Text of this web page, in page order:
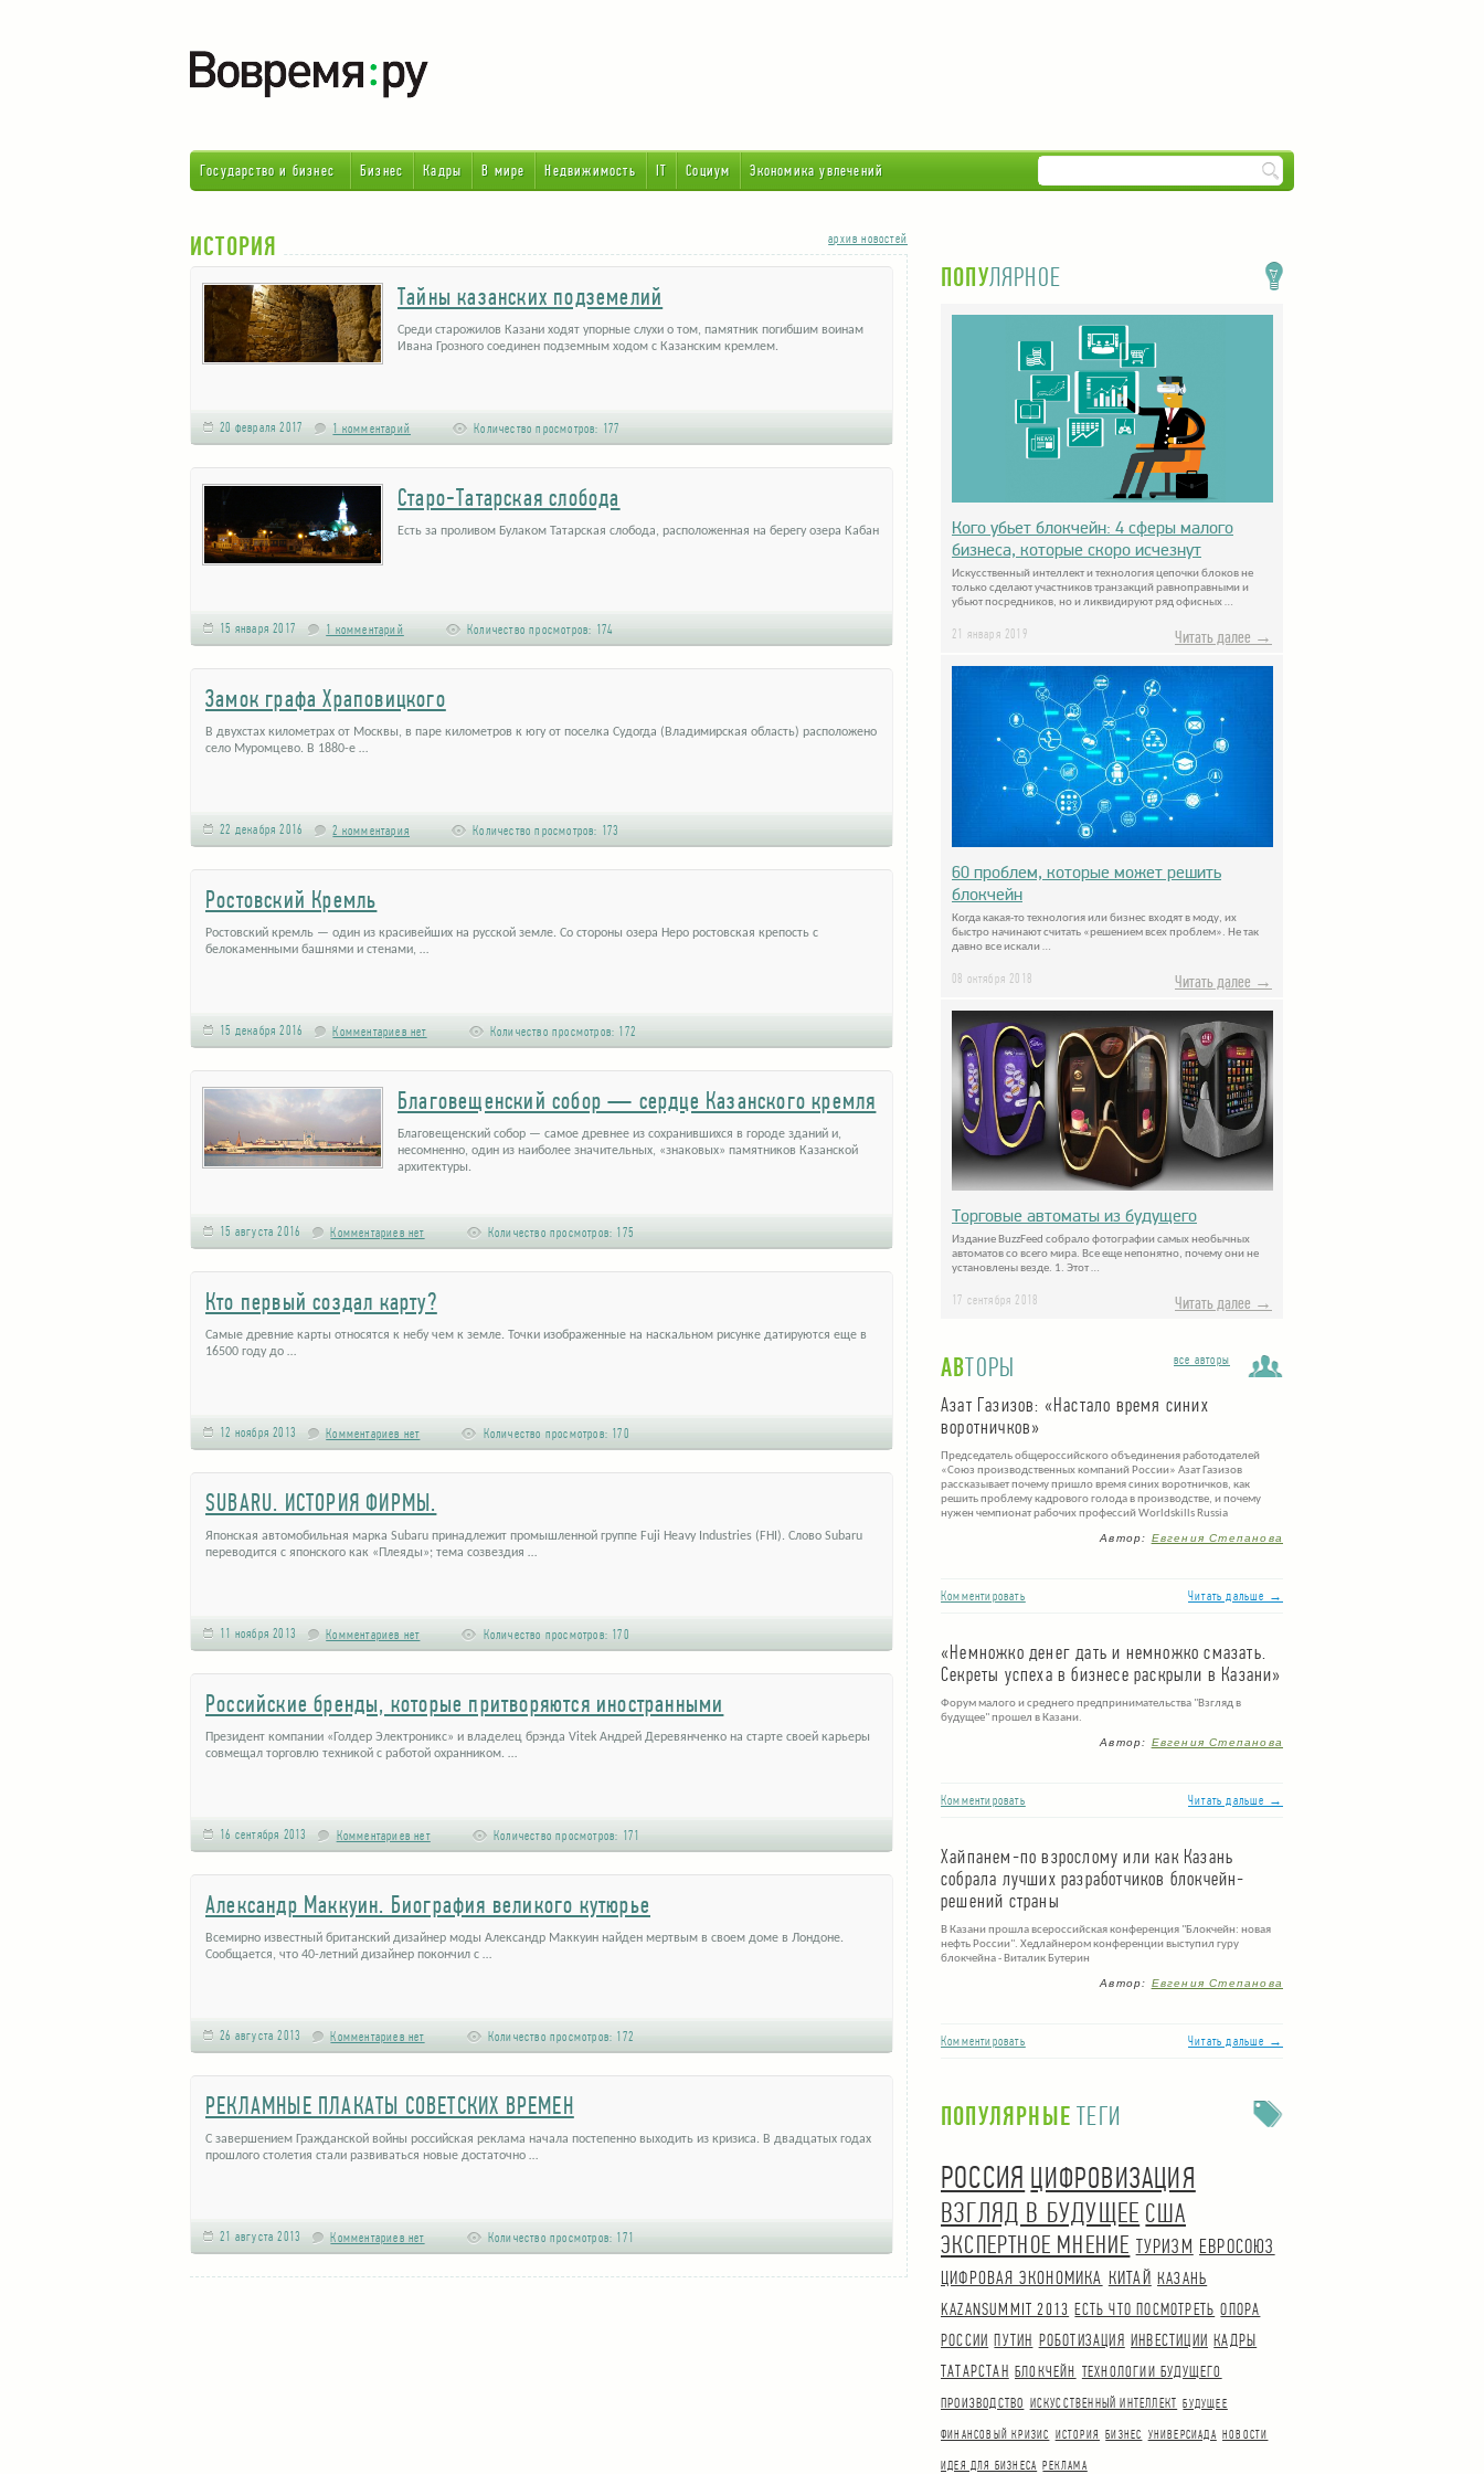
Государство и бизнес Бизнес Кадры В мире Недвижимость IT Социум Экономика увлечений
ИСТОРИЯ архив новостей
Тайны казанских подземелий
Среди старожилов Казани ходят упорные слухи о том, памятник погибшим воинам
Ивана Грозного соединен подземным ходом с Казанским кремлем.
20 февраля 2017 1 комментарий Количество просмотров: 177
Старо-Татарская слобода
Есть за проливом Булаком Татарская слобода, расположенная на берегу озера Кабан
15 января 2017 1 комментарий Количество просмотров: 174
Замок графа Храповицкого
В двухстах километрах от Москвы, в паре километров к югу от поселка Судогда (Владимирская область) расположено
село Муромцево. В 1880-е …
22 декабря 2016 2 комментария Количество просмотров: 173
Ростовский Кремль
Ростовский кремль — один из красивейших на русской земле. Со стороны озера Неро ростовская крепость с
белокаменными башнями и стенами, …
15 декабря 2016 Комментариев нет Количество просмотров: 172
Благовещенский собор — сердце Казанского кремля
Благовещенский собор — самое древнее из сохранившихся в городе зданий и,
несомненно, один из наиболее значительных, «знаковых» памятников Казанской
архитектуры.
15 августа 2016 Комментариев нет Количество просмотров: 175
Кто первый создал карту?
Самые древние карты относятся к небу чем к земле. Точки изображенные на наскальном рисунке датируются еще в
16500 году до …
12 ноября 2013 Комментариев нет Количество просмотров: 170
SUBARU. ИСТОРИЯ ФИРМЫ.
Японская автомобильная марка Subaru принадлежит промышленной группе Fuji Heavy Industries (FHI). Слово Subaru
переводится с японского как «Плеяды»; тема созвездия …
11 ноября 2013 Комментариев нет Количество просмотров: 170
Российские бренды, которые притворяются иностранными
Президент компании «Голдер Электроникс» и владелец брэнда Vitek Андрей Деревянченко на старте своей карьеры
совмещал торговлю техникой с работой охранником. …
16 сентября 2013 Комментариев нет Количество просмотров: 171
Александр Маккуин. Биография великого кутюрье
Всемирно известный британский дизайнер моды Александр Маккуин найден мертвым в своем доме в Лондоне.
Сообщается, что 40-летний дизайнер покончил с …
26 августа 2013 Комментариев нет Количество просмотров: 172
РЕКЛАМНЫЕ ПЛАКАТЫ СОВЕТСКИХ ВРЕМЕН
С завершением Гражданской войны российская реклама начала постепенно выходить из кризиса. В двадцатых годах
прошлого столетия стали развиваться новые достаточно …
21 августа 2013 Комментариев нет Количество просмотров: 171
ПОПУЛЯРНОЕ
Кого убьет блокчейн: 4 сферы малого
бизнеса, которые скоро исчезнут
Искусственный интеллект и технология цепочки блоков не
только сделают участников транзакций равноправными и
убьют посредников, но и ликвидируют ряд офисных …
21 января 2019 Читать далее →
60 проблем, которые может решить
блокчейн
Когда какая-то технология или бизнес входят в моду, их
быстро начинают считать «решением всех проблем». Не так
давно все искали …
08 октября 2018 Читать далее →
Торговые автоматы из будущего
Издание BuzzFeed собрало фотографии самых необычных
автоматов со всего мира. Все еще непонятно, почему они не
установлены везде. 1. Этот …
17 сентября 2018 Читать далее →
АВТОРЫ все авторы
Азат Газизов: «Настало время синих
воротничков»
Председатель общероссийского объединения работодателей
«Союз производственных компаний России» Азат Газизов
рассказывает почему пришло время синих воротничков, как
решить проблему кадрового голода в производстве, и почему
нужен чемпионат рабочих профессий Worldskills Russia
Автор: Евгения Степанова
Комментировать Читать дальше →
«Немножко денег дать и немножко смазать.
Секреты успеха в бизнесе раскрыли в Казани»
Форум малого и среднего предпринимательства "Взгляд в
будущее" прошел в Казани.
Автор: Евгения Степанова
Комментировать Читать дальше →
Хайпанем-по взрослому или как Казань
собрала лучших разработчиков блокчейн-
решений страны
В Казани прошла всероссийская конференция "Блокчейн: новая
нефть России". Хедлайнером конференции выступил гуру
блокчейна - Виталик Бутерин
Автор: Евгения Степанова
Комментировать Читать дальше →
ПОПУЛЯРНЫЕ ТЕГИ
РОССИЯ ЦИФРОВИЗАЦИЯ
ВЗГЛЯД В БУДУЩЕЕ США
ЭКСПЕРТНОЕ МНЕНИЕ ТУРИЗМ ЕВРОСОЮЗ
ЦИФРОВАЯ ЭКОНОМИКА КИТАЙ КАЗАНЬ
KAZANSUMMIT 2013 ЕСТЬ ЧТО ПОСМОТРЕТЬ ОПОРА
РОССИИ ПУТИН РОБОТИЗАЦИЯ ИНВЕСТИЦИИ КАДРЫ
ТАТАРСТАН БЛОКЧЕЙН ТЕХНОЛОГИИ БУДУЩЕГО
ПРОИЗВОДСТВО ИСКУССТВЕННЫЙ ИНТЕЛЛЕКТ БУДУЩЕЕ
ФИНАНСОВЫЙ КРИЗИС ИСТОРИЯ БИЗНЕС УНИВЕРСИАДА НОВОСТИ
ИДЕЯ ДЛЯ БИЗНЕСА РЕКЛАМА